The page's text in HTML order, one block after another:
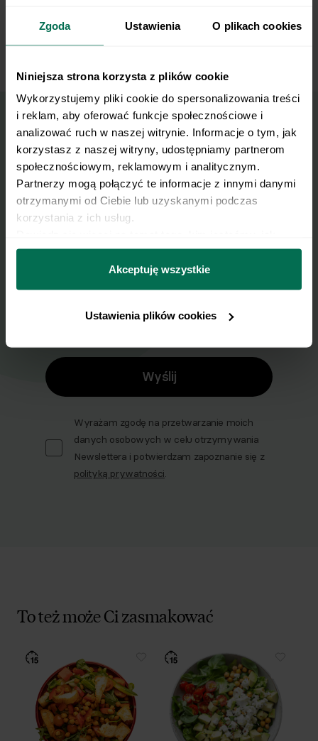
Zgoda Ustawienia O plikach cookies
Niniejsza strona korzysta z plików cookie
Wykorzystujemy pliki cookie do spersonalizowania treści
i reklam, aby oferować funkcje społecznościowe i
analizować ruch w naszej witrynie. Informacje o tym, jak
korzystasz z naszej witryny, udostępniamy partnerom
społecznościowym, reklamowym i analitycznym.
Partnerzy mogą połączyć te informacje z innymi danymi
otrzymanymi od Ciebie lub uzyskanymi podczas
korzystania z ich usług.
można się z nami skontaktować i w jaki sposób
przetwarzamy dane osobowe w ramach
prywatności.
Akceptuję wszystkie
Ustawienia plików cookies
patelni lub w piekarniku możemy przygotować
Wyślij przepis na e-mail
Nasze najlepsze przepisy, prosto na Twoja
skrzynkę e-mail.
Zapisz się do naszego Newslettera
Email
Wyślij
Wyrażam zgodę na przetwarzanie moich
danych osobowych w celu otrzymywania
Newslettera i potwierdzam zapoznanie się z
polityką prywatności.
To też może Ci zasmakować